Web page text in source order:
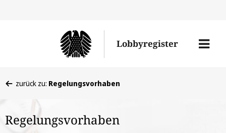
Lobbyregister
Menü
befinden
hier:
zurück zu: Regelungsvorhaben
Regelungsvorhaben